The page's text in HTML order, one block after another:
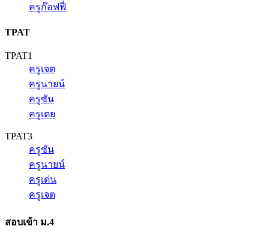
ครูก๊อฟฟี่
TPAT
TPAT1
ครูเจต
ครูนายน์
ครูซัน
ครูเตย
TPAT3
ครูซัน
ครูนายน์
ครูเด่น
ครูเจต
สอบเข้า ม.4